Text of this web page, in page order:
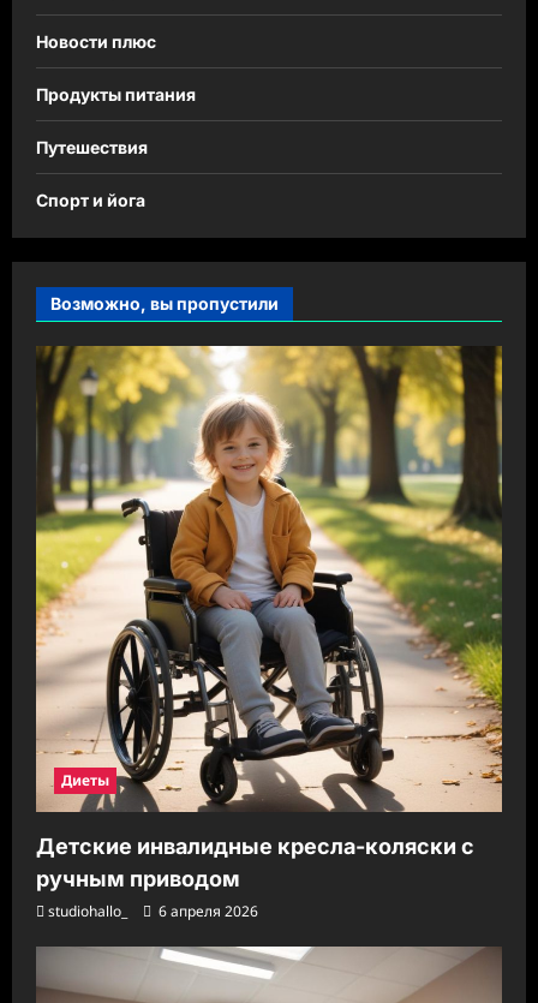
Новости плюс
Продукты питания
Путешествия
Спорт и йога
Возможно, вы пропустили
Диеты
Детские инвалидные кресла-коляски с
ручным приводом
studiohallo_ 6 апреля 2026